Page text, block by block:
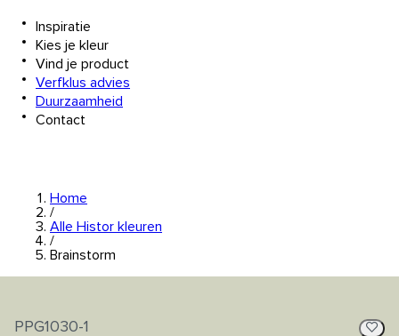
Inspiratie
Kies je kleur
Vind je product
Verfklus advies
Duurzaamheid
Contact
Home
/
Alle Histor kleuren
/
Brainstorm
PPG1030-1